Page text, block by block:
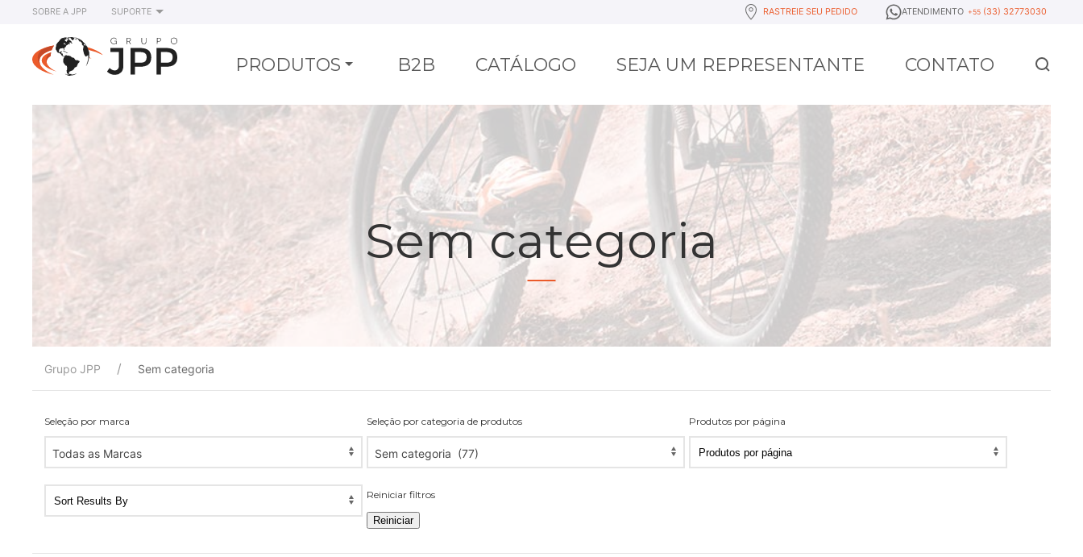
SOBRE A JPP SUPORTE RASTREIE SEU PEDIDO ATENDIMENTO +55 (33) 32773030
PRODUTOS B2B CATÁLOGO SEJA UM REPRESENTANTE CONTATO
Sem categoria
Grupo JPP Sem categoria
Seleção por marca
Todas as Marcas
Seleção por categoria de produtos
Seleção
por
de
produtos
Sem categoria (77)
Produtos por página
Produtos
por
Reiniciar filtros